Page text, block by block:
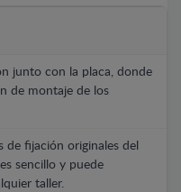
junto con la placa, donde
de montaje de los
de fijación originales del
sencillo y puede
taller.